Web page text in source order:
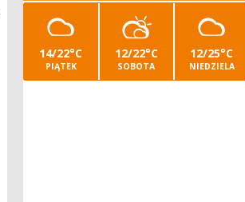
14/22°C
PIĄTEK
12/22°C
SOBOTA
12/25°C
NIEDZIELA